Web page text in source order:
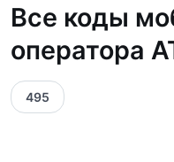
Все коды
оператора
495